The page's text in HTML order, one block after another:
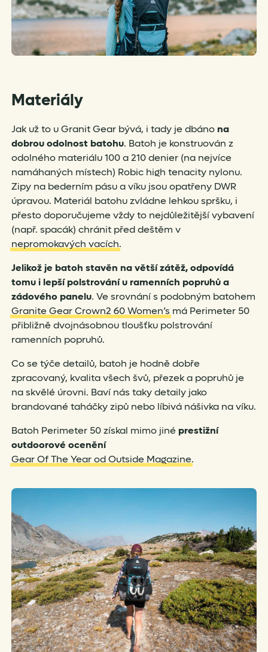
Materiály
Jak už to u Granit Gear bývá, i tady je dbáno na
dobrou odolnost batohu. Batoh je konstruován z
odolného materiálu 100 a 210 denier (na nejvíce
namáhaných místech) Robic high tenacity nylonu.
Zipy na bederním pásu a víku jsou opatřeny DWR
úpravou. Materiál batohu zvládne lehkou spršku, i
přesto doporučujeme vždy to nejdůležitější vybavení
(např. spacák) chránit před deštěm v
nepromokavých vacích.
Jelikož je batoh stavěn na větší zátěž, odpovídá
tomu i lepší polstrování u ramenních popruhů a
zádového panelu. Ve srovnání s podobným batohem
Granite Gear Crown2 60 Women’s má Perimeter 50
přibližně dvojnásobnou tloušťku polstrování
ramenních popruhů.
Co se týče detailů, batoh je hodně dobře
zpracovaný, kvalita všech švů, přezek a popruhů je
na skvělé úrovni. Baví nás taky detaily jako
brandované taháčky zipů nebo líbivá nášivka na víku.
Batoh Perimeter 50 získal mimo jiné prestižní
outdoorové ocenění
Gear Of The Year od Outside Magazine.